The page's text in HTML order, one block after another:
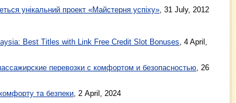
унікальний проект «Майстерня успіху», 31 July, 2012
Best Titles with Link Free Credit Slot Bonuses , 4 April,
перевозки с комфортом и безопасностью , 26
та безпеки, 2 April, 2024